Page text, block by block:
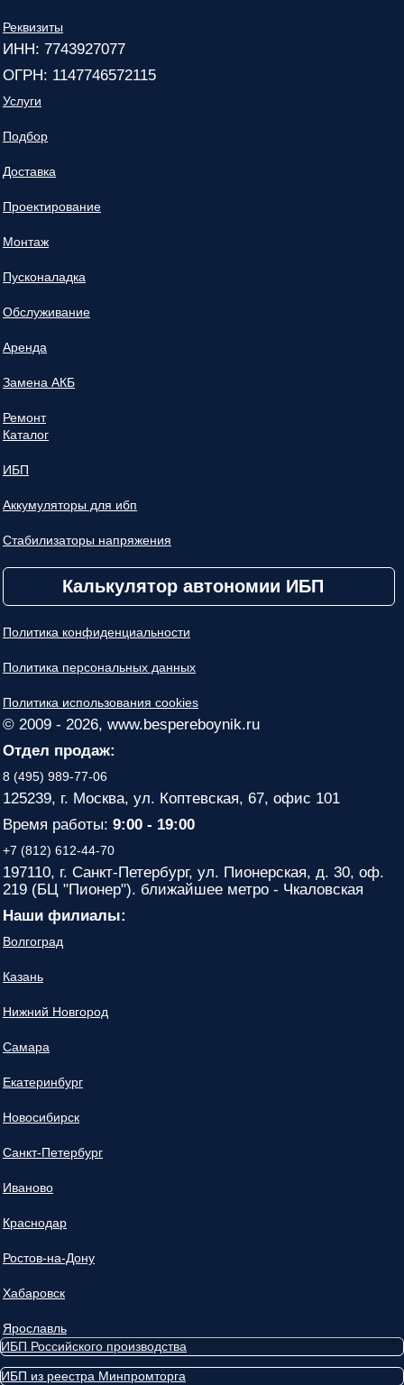
Реквизиты
ИНН: 7743927077
ОГРН: 1147746572115
Услуги
Подбор
Доставка
Проектирование
Монтаж
Пусконаладка
Обслуживание
Аренда
Замена АКБ
Ремонт
Каталог
ИБП
Аккумуляторы для ибп
Стабилизаторы напряжения
Калькулятор автономии ИБП
Политика конфиденциальности
Политика персональных данных
Политика использования cookies
© 2009 - 2026, www.bespereboynik.ru
Отдел продаж:
8 (495) 989-77-06
125239, г. Москва, ул. Коптевская, 67, офис 101
Время работы: 9:00 - 19:00
+7 (812) 612-44-70
197110, г. Санкт-Петербург, ул. Пионерская, д. 30, оф.
219 (БЦ "Пионер"). ближайшее метро - Чкаловская
Наши филиалы:
Волгоград
Казань
Нижний Новгород
Самара
Екатеринбург
Новосибирск
Санкт-Петербург
Иваново
Краснодар
Ростов-на-Дону
Хабаровск
Ярославль
ИБП Российского производства
ИБП из реестра Минпромторга